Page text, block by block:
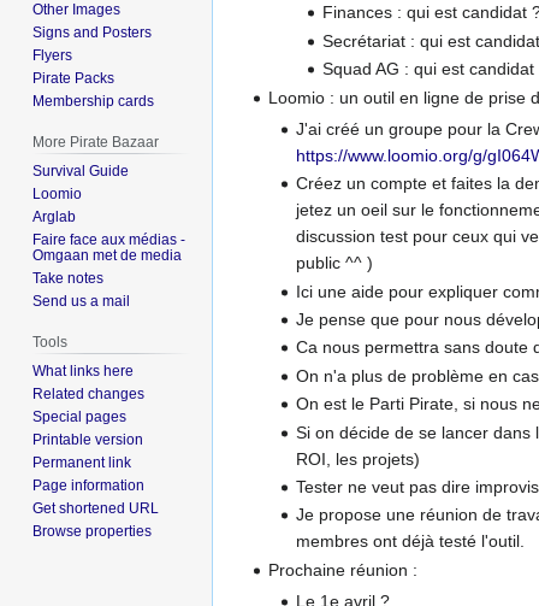
Finances : qui est candidat
Secrétariat : qui est
Squad AG : qui est candidat
Loomio : un outil en ligne de prise
J'ai créé un groupe pour la
https://www.loomio.org/g/
Créez un compte et faites la
jetez un oeil sur le
discussion test pour ceux qui
public ^^ )
Ici une aide pour expliquer
Je pense que pour nous
Ca nous permettra sans doute
On n'a plus de problème en
On est le Parti Pirate, si nous
Si on décide de se lancer
ROI, les projets)
Tester ne veut pas dire
Je propose une réunion de
membres ont déjà testé l'outil.
Prochaine réunion :
Le 1e avril ?
Other Images
Signs and Posters
Flyers
Pirate Packs
Membership cards
More Pirate Bazaar
Survival Guide
Loomio
Arglab
Faire face aux médias -
Omgaan met de media
Take notes
Send us a mail
Tools
What links here
Related changes
Special pages
Printable version
Permanent link
Page information
Get shortened URL
Browse properties